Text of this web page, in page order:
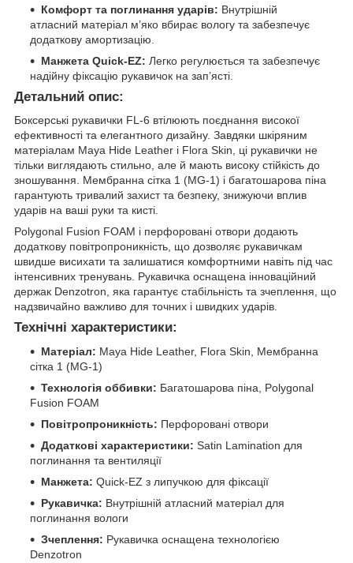
Комфорт та поглинання ударів: Внутрішній
атласний матеріал м’яко вбирає вологу та забезпечує
додаткову амортизацію.
Манжета Quick-EZ: Легко регулюється та забезпечує
надійну фіксацію рукавичок на зап’ясті.
Детальний опис:
Боксерські рукавички FL-6 втілюють поєднання високої
ефективності та елегантного дизайну. Завдяки шкіряним
матеріалам Maya Hide Leather і Flora Skin, ці рукавички не
тільки виглядають стильно, але й мають високу стійкість до
зношування. Мембранна сітка 1 (MG-1) і багатошарова піна
гарантують тривалий захист та безпеку, знижуючи вплив
ударів на ваші руки та кисті.
Polygonal Fusion FOAM і перфоровані отвори додають
додаткову повітропроникність, що дозволяє рукавичкам
швидше висихати та залишатися комфортними навіть під час
інтенсивних тренувань. Рукавичка оснащена інноваційний
держак Denzotron, яка гарантує стабільність та зчеплення, що
надзвичайно важливо для точних і швидких ударів.
Технічні характеристики:
Матеріал: Maya Hide Leather, Flora Skin, Мембранна
сітка 1 (MG-1)
Технологія оббивки: Багатошарова піна, Polygonal
Fusion FOAM
Повітропроникність: Перфоровані отвори
Додаткові характеристики: Satin Lamination для
поглинання та вентиляції
Манжета: Quick-EZ з липучкою для фіксації
Рукавичка: Внутрішній атласний матеріал для
поглинання вологи
Зчеплення: Рукавичка оснащена технологією
Denzotron